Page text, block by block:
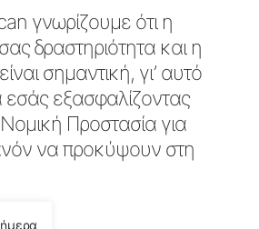
γνωρίζουμε ότι η
δραστηριότητα και η
σημαντική, γι’ αυτό
εσάς εξασφαλίζοντας
Προστασία για
να προκύψουν στη